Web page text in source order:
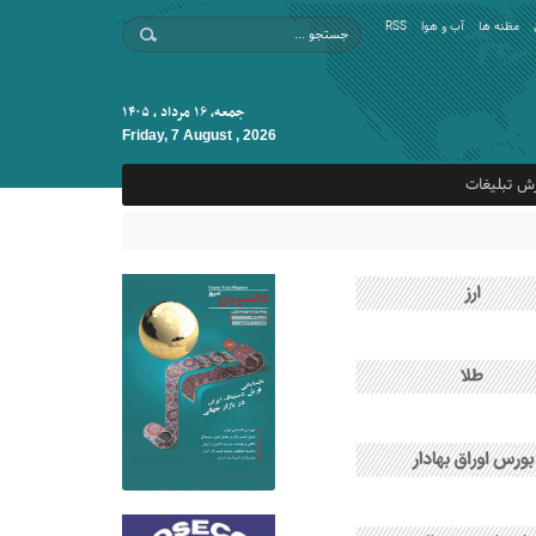
RSS آب و هوا مظنه ها
جمعه, ۱۶ مرداد , ۱۴۰۵
Friday, 7 August , 2026
تبلیغات